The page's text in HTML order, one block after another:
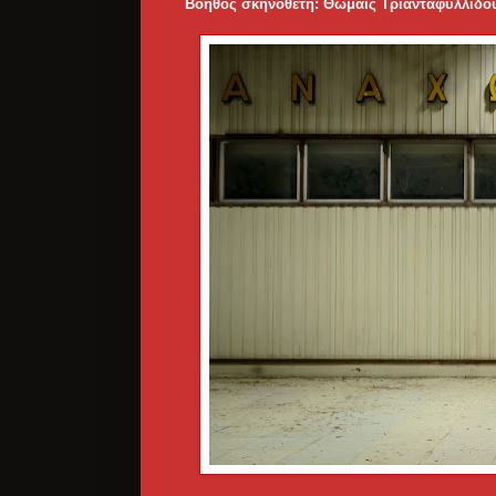
Βοηθός σκηνοθέτη: Θωμαίς